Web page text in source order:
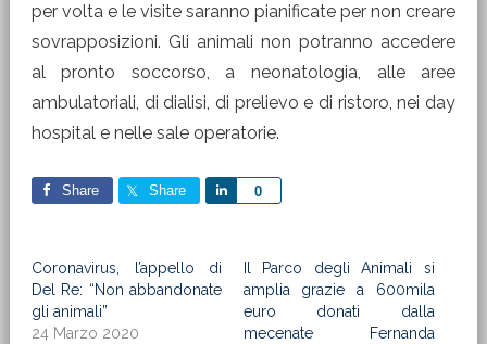
per volta e le visite saranno pianificate per non creare
sovrapposizioni. Gli animali non potranno accedere
al pronto soccorso, a neonatologia, alle aree
ambulatoriali, di dialisi, di prelievo e di ristoro, nei day
hospital e nelle sale operatorie.
Share Share 0
Share
Coronavirus, l’appello di
Del Re: “Non abbandonate
gli animali”
24 Marzo 2020
Il Parco degli Animali si
amplia grazie a 600mila
euro donati dalla
mecenate Fernanda